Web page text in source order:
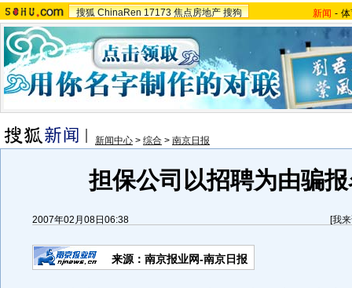
搜狐 ChinaRen 17173 焦点房地产 搜狗 新闻 -
新闻中心 > 综合 > 南京日报
担保公司以招聘为由骗
2007年02月08日06:38 [我
来源：南京报业网-南京日报